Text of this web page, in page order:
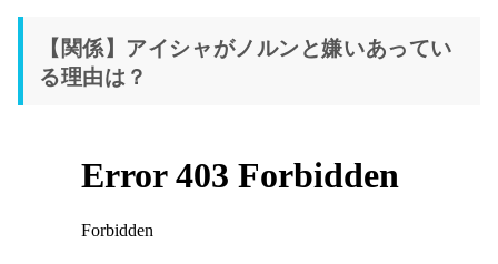
【関係】アイシャがノルンと嫌いあってい
る理由は？